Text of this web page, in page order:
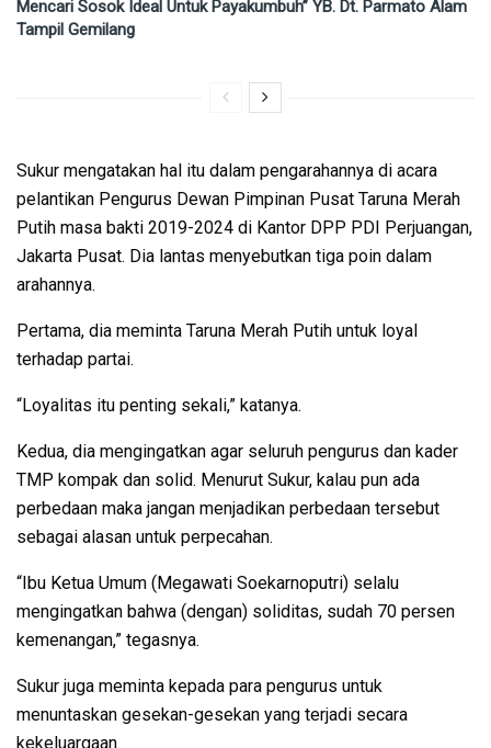
Mencari Sosok Ideal Untuk Payakumbuh” YB. Dt. Parmato Alam
Tampil Gemilang
Sukur mengatakan hal itu dalam pengarahannya di acara
pelantikan Pengurus Dewan Pimpinan Pusat Taruna Merah
Putih masa bakti 2019-2024 di Kantor DPP PDI Perjuangan,
Jakarta Pusat. Dia lantas menyebutkan tiga poin dalam
arahannya.
Pertama, dia meminta Taruna Merah Putih untuk loyal
terhadap partai.
“Loyalitas itu penting sekali,” katanya.
Kedua, dia mengingatkan agar seluruh pengurus dan kader
TMP kompak dan solid. Menurut Sukur, kalau pun ada
perbedaan maka jangan menjadikan perbedaan tersebut
sebagai alasan untuk perpecahan.
“Ibu Ketua Umum (Megawati Soekarnoputri) selalu
mengingatkan bahwa (dengan) soliditas, sudah 70 persen
kemenangan,” tegasnya.
Sukur juga meminta kepada para pengurus untuk
menuntaskan gesekan-gesekan yang terjadi secara
kekeluargaan.